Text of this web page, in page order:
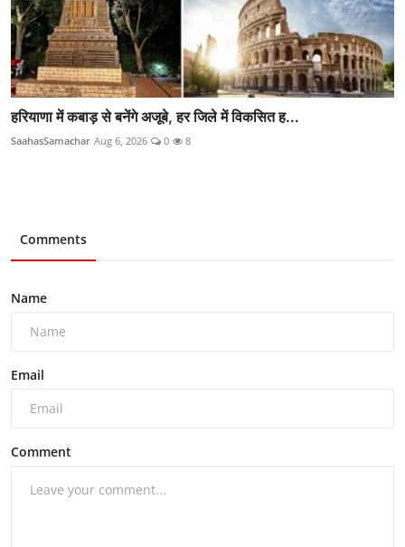
हरियाणा में कबाड़ से बनेंगे अजूबे, हर जिले में विकसित ह...
SaahasSamachar Aug 6, 2026 0 8
Comments
Name
Email
Comment